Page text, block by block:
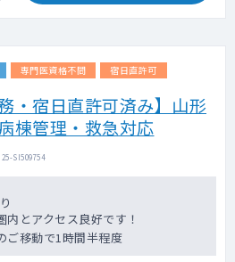
専門医資格不問 宿日直許可
・宿日直許可済み】山形
棟管理・救急対応
SI509754
内とアクセス良好です！
ご移動で1時間半程度